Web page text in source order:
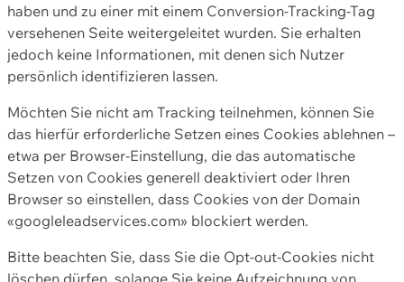
haben und zu einer mit einem Conversion-Tracking-Tag
versehenen Seite weitergeleitet wurden. Sie erhalten
jedoch keine Informationen, mit denen sich Nutzer
persönlich identifizieren lassen.
Möchten Sie nicht am Tracking teilnehmen, können Sie
das hierfür erforderliche Setzen eines Cookies ablehnen –
etwa per Browser-Einstellung, die das automatische
Setzen von Cookies generell deaktiviert oder Ihren
Browser so einstellen, dass Cookies von der Domain
«googleleadservices.com» blockiert werden.
Bitte beachten Sie, dass Sie die Opt-out-Cookies nicht